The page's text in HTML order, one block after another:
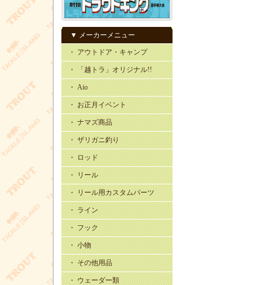
▼ メーカーメニュー
・ アウトドア・キャンプ
・ 「越トラ」オリジナル!!
・ Aio
・ お正月イベント
・ ナマズ商品
・ ザリガニ釣り
・ ロッド
・ リール
・ リール用カスタムパーツ
・ ライン
・ フック
・ 小物
・ その他用品
・ ウェーダー類